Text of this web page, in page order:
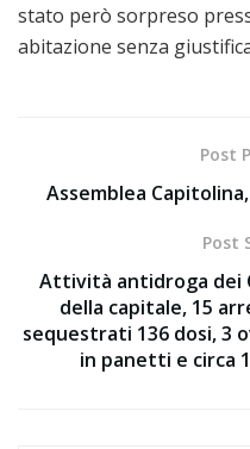
stato però sorpreso
abitazione senza
Post
Assemblea
Post
Attività antidroga dei
della capitale, 15
sequestrati 136 dosi, 3
in panetti e circa